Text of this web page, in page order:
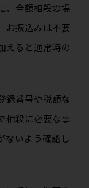
、全額相殺の場
お振込みは不要
えると通常時の
録番号や税額な
相殺に必要な事
ないよう確認し